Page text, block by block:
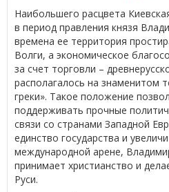
Наибольшего расцвета
в период правления князя
времена ее территория
Волги, а экономическое
за счет торговли –
располагалось на знаменитом
греки». Такое положение
поддерживать прочные
связи со странами Западной
единство государства и
международной арене,
принимает христианство и
Руси.